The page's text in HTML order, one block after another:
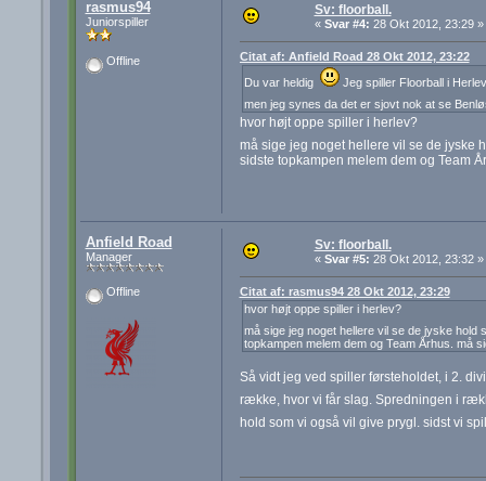
rasmus94
Juniorspiller
Offline
Sv: floorball.
« Svar #4: 28 Okt 2012, 23:29 »
Citat af: Anfield Road 28 Okt 2012, 23:22
Du var heldig
Jeg spiller Floorball i
men jeg synes da det er sjovt nok at se
hvor højt oppe spiller i herlev?
må sige jeg noget hellere vil se de jyske
sidste topkampen melem dem og Team
Anfield Road
Manager
Offline
Sv: floorball.
« Svar #5: 28 Okt 2012, 23:32 »
Citat af: rasmus94 28 Okt 2012, 23:29
hvor højt oppe spiller i herlev?
må sige jeg noget hellere vil se de jyske hold
topkampen melem dem og Team Århus. må
Så vidt jeg ved spiller førsteholdet, i 2.
række, hvor vi får slag. Spredningen i
hold som vi også vil give prygl. sidst vi